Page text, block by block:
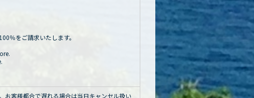
％をご請求いたします。
お客様都合で遅れる場合は当日キャンセル扱い